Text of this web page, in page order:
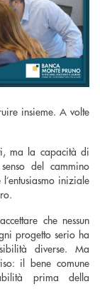
insieme. A volte
ma la capacità di
del cammino
iniziale
che nessun
progetto serio ha
diverse. Ma
il bene comune
prima della